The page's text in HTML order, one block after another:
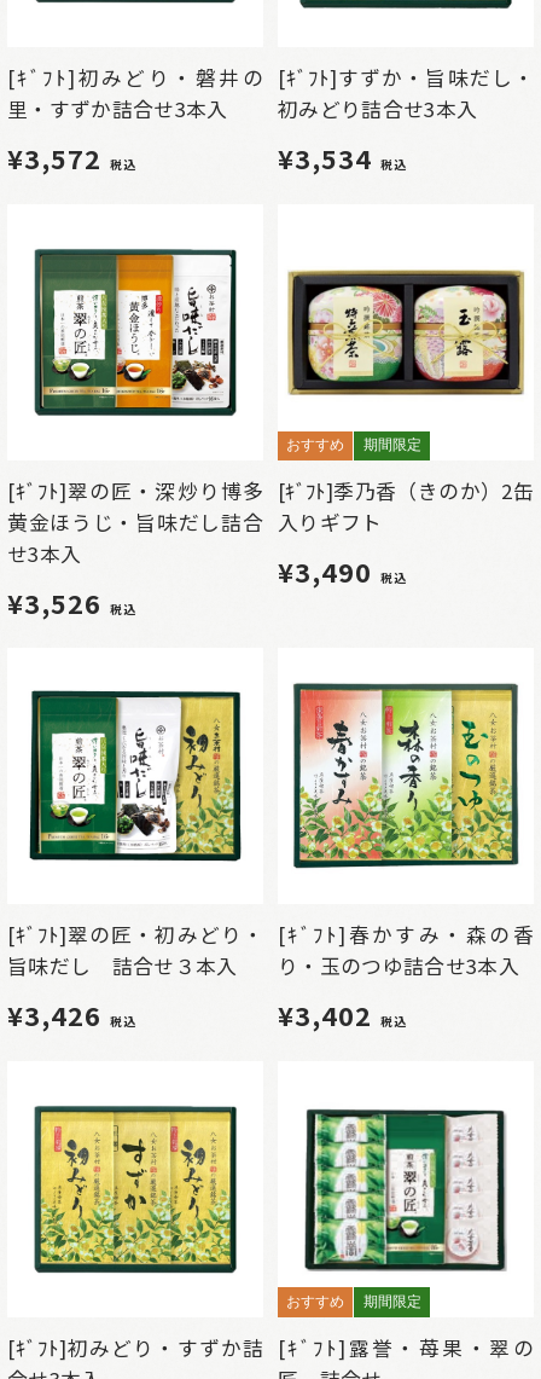
[ｷﾞﾌﾄ]初みどり・磐井の
里・すずか詰合せ3本入
¥3,572 税込
[ｷﾞﾌﾄ]すずか・旨味だし・
初みどり詰合せ3本入
¥3,534 税込
[ｷﾞﾌﾄ]翠の匠・深炒り博多
黄金ほうじ・旨味だし詰合
せ3本入
¥3,526 税込
おすすめ 期間限定
[ｷﾞﾌﾄ]季乃香（きのか）2缶
入りギフト
¥3,490 税込
[ｷﾞﾌﾄ]翠の匠・初みどり・
旨味だし 詰合せ３本入
¥3,426 税込
[ｷﾞﾌﾄ]春かすみ・森の香
り・玉のつゆ詰合せ3本入
¥3,402 税込
[ｷﾞﾌﾄ]初みどり・すずか詰
おすすめ 期間限定
[ｷﾞﾌﾄ]露誉・苺果・翠の